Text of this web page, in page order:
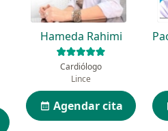
Hameda Rahimi
Cardiólogo
Lince
Agendar cita